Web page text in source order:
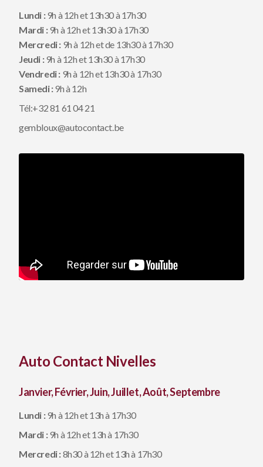
Lundi :9h à 12h et 13h30 à 17h30
Mardi :9h à 12h et 13h30 à 17h30
Mercredi : 9h à 12h et de 13h30 à 17h30
Jeudi :9h à 12h et 13h30 à 17h30
Vendredi : 9h à 12h et 13h30 à 17h30
Samedi:9h à 12h
Tél:+32 81 61 04 21
gembloux@autocontact.be
Auto Contact Nivelles
Janvier, Février, Juin, Juillet, Août, Septembre
Lundi :9h à 12h et 13h à 17h30
Mardi :9h à 12h et 13h à 17h30
Mercredi :8h30 à 12h et 13h à 17h30